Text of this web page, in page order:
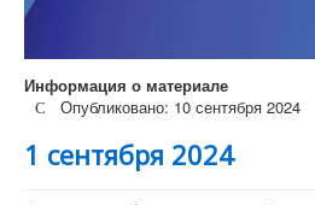
Информация о материале
Опубликовано: 10 сентября 2024
1 сентября 2024